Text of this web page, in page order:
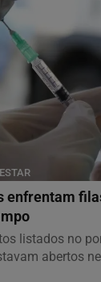
enfrentam
listados no
abertos